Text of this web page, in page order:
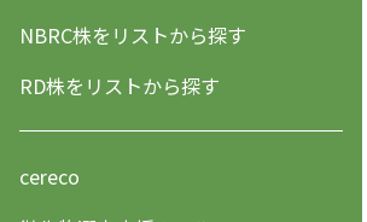
NBRC株をリストから探す
RD株をリストから探す
cereco